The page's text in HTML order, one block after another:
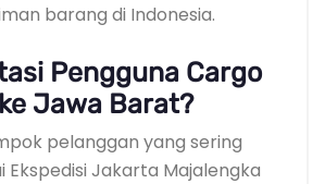
barang di Indonesia.
Pengguna Cargo
Jawa Barat?
pelanggan yang sering
Ekspedisi Jakarta Majalengka